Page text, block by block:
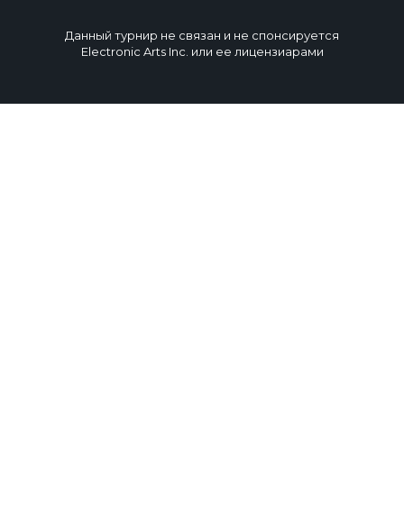
Данный турнир не связан и не спонсируется
Electronic Arts Inc. или ее лицензиарами